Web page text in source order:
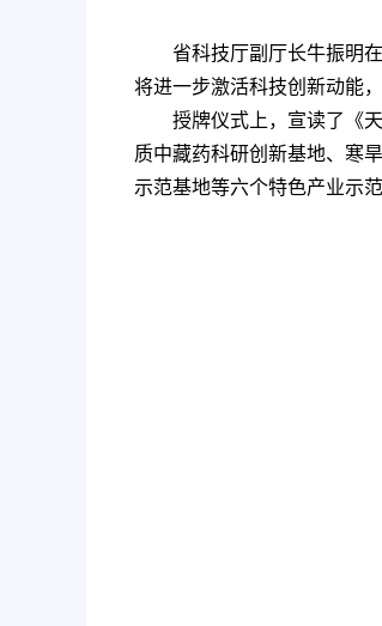
省科技厅副厅长牛振明
将进一步激活科技创新动能
授牌仪式上，宣读了《
质中藏药科研创新基地、寒
示范基地等六个特色产业示